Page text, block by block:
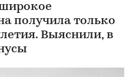
получила только
Выяснили, в